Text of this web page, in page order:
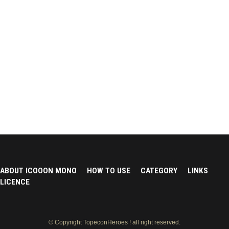
ABOUT ICOOON MONO HOW TO USE CATEGORY
LINKS
LICENCE
© Copyright TopeconHeroes ! all right reserved.